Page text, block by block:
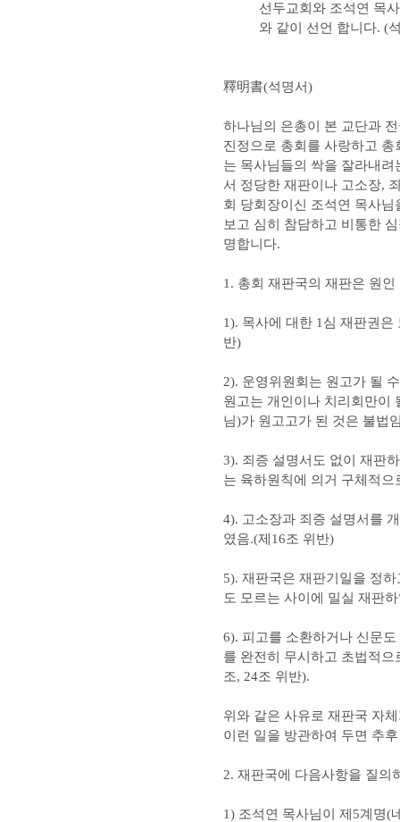
선두교회와 조석연 목사는
와 같이 선언 합니다. (석
釋明書(석명서)
하나님의 은총이 본 교단과
진정으로 총회를 사랑하고
는 목사님들의 싹을 잘라내
서 정당한 재판이나 고소장,
회 당회장이신 조석연 목사
보고 심히 참담하고 비통한
명합니다.
1. 총회 재판국의 재판은 원인
1). 목사에 대한 1심 재판권
반)
2). 운영위원회는 원고가 될
원고는 개인이나 치리회만이
님)가 원고고가 된 것은 불법
3). 죄증 설명서도 없이 재판
는 육하원칙에 의거 구체적
4). 고소장과 죄증 설명서를
였음.(제16조 위반)
5). 재판국은 재판기일을 정
도 모르는 사이에 밀실 재판
6). 피고를 소환하거나 신문
를 완전히 무시하고 초법적
조, 24조 위반).
위와 같은 사유로 재판국 자
이런 일을 방관하여 두면 추
2. 재판국에 다음사항을 질의
1) 조석연 목사님이 제5계명(